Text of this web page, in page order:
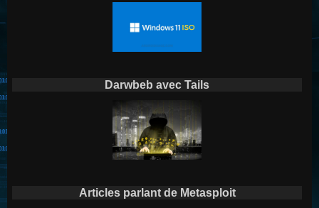
Darwbeb avec Tails
Articles parlant de Metasploit